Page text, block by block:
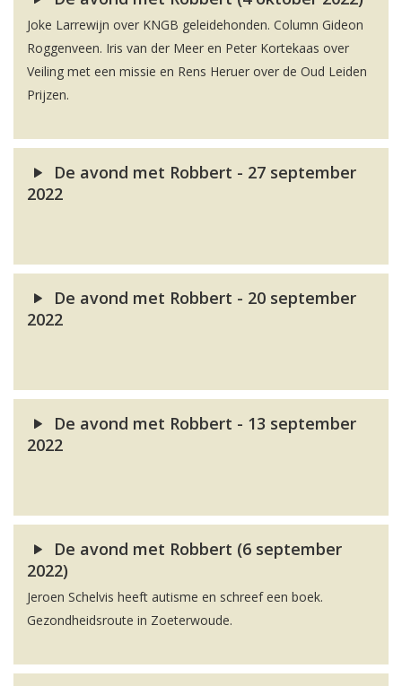
Joke Larrewijn over KNGB geleidehonden. Column Gideon
Roggenveen. Iris van der Meer en Peter Kortekaas over
Veiling met een missie en Rens Heruer over de Oud Leiden
Prijzen.
De avond met Robbert - 27 september
2022
De avond met Robbert - 20 september
2022
De avond met Robbert - 13 september
2022
De avond met Robbert (6 september
2022)
Jeroen Schelvis heeft autisme en schreef een boek.
Gezondheidsroute in Zoeterwoude.